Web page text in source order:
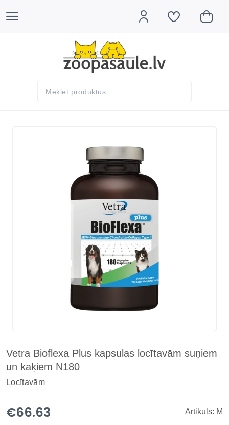
Vetra Bioflexa Plus kapsulas locītavām suņiem
un kaķiem N180
Locītavām
€66.63 Artikuls: M